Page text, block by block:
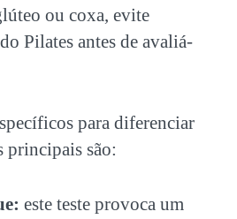
ou coxa, evite
Pilates antes de avaliá-
para diferenciar
principais são:
este teste provoca um